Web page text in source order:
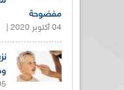
مفضوحة
04 أكتوبر 2020 |
05